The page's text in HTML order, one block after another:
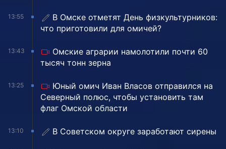
13:55
В Омске отметят День физкультурников:
что приготовили для омичей?
13:43
Омские аграрии намолотили почти 60
тысяч тонн зерна
13:25
Юный омич Иван Власов отправился на
Северный полюс, чтобы установить там
флаг Омской области
13:10 В Советском округе заработают сирены